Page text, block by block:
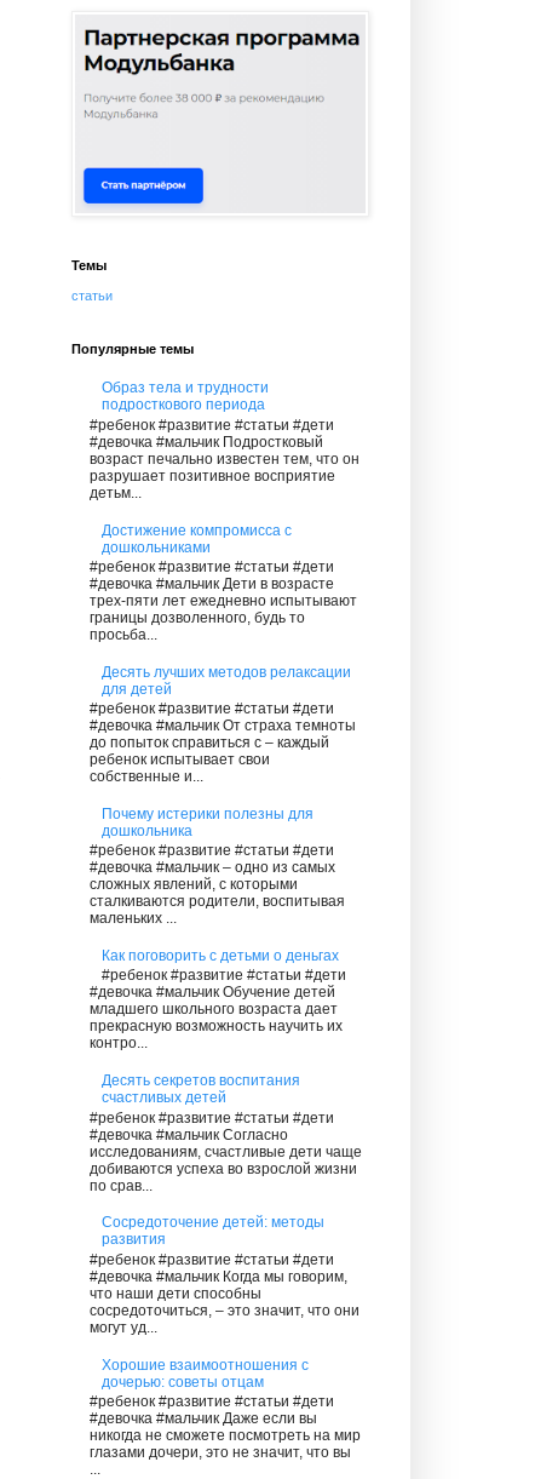
Темы
статьи
Популярные темы
Образ тела и трудности
подросткового периода
#ребенок #развитие #статьи #дети
#девочка #мальчик Подростковый
возраст печально известен тем, что он
разрушает позитивное восприятие
детьм...
Достижение компромисса с
дошкольниками
#ребенок #развитие #статьи #дети
#девочка #мальчик Дети в возрасте
трех-пяти лет ежедневно испытывают
границы дозволенного, будь то
просьба...
Десять лучших методов релаксации
для детей
#ребенок #развитие #статьи #дети
#девочка #мальчик От страха темноты
до попыток справиться с – каждый
ребенок испытывает свои
собственные и...
Почему истерики полезны для
дошкольника
#ребенок #развитие #статьи #дети
#девочка #мальчик – одно из самых
сложных явлений, с которыми
сталкиваются родители, воспитывая
маленьких ...
Как поговорить с детьми о деньгах
#ребенок #развитие #статьи #дети
#девочка #мальчик Обучение детей
младшего школьного возраста дает
прекрасную возможность научить их
контро...
Десять секретов воспитания
счастливых детей
#ребенок #развитие #статьи #дети
#девочка #мальчик Согласно
исследованиям, счастливые дети чаще
добиваются успеха во взрослой жизни
по срав...
Сосредоточение детей: методы
развития
#ребенок #развитие #статьи #дети
#девочка #мальчик Когда мы говорим,
что наши дети способны
сосредоточиться, – это значит, что они
могут уд...
Хорошие взаимоотношения с
дочерью: советы отцам
#ребенок #развитие #статьи #дети
#девочка #мальчик Даже если вы
никогда не сможете посмотреть на мир
глазами дочери, это не значит, что вы
...